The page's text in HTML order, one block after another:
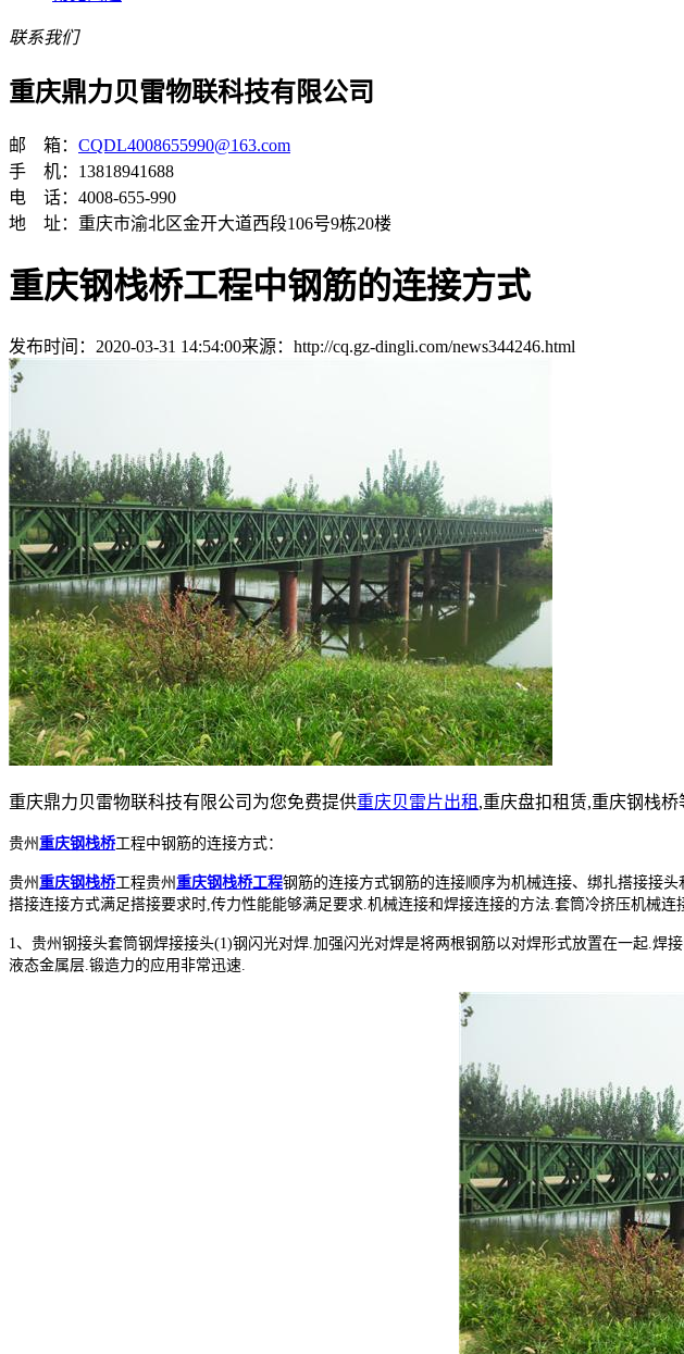
联系我们
重庆鼎力贝雷物联科技有限公司
邮 箱： CQDL4008655990@163.com
手 机：13818941688
电 话：4008-655-990
地 址：重庆市渝北区金开大道西段106号9栋20楼
重庆钢栈桥工程中钢筋的连接方式
发布时间：2020-03-31 14:54:00来源：http://cq.gz-dingli.com/news344246.html
重庆鼎力贝雷物联科技有限公司为您免费提供重庆贝雷片出租 ,重庆盘扣租赁,重庆钢栈桥
贵州 重庆钢栈桥工程中钢筋的连接方式：
贵州 重庆钢栈桥工程贵州 重庆钢栈桥工程钢筋的连接方式钢筋的连接顺序为机械连接、绑扎搭接接
搭接连接方式满足搭接要求时,传力性能能够满足要求.机械连接和焊接连接的方法.套筒冷挤压机械
1、贵州钢接头套筒钢焊接接头(1)钢闪光对焊.加强闪光对焊是将两根钢筋以对焊形式放置在一起.
液态金属层.锻造力的应用非常迅速.